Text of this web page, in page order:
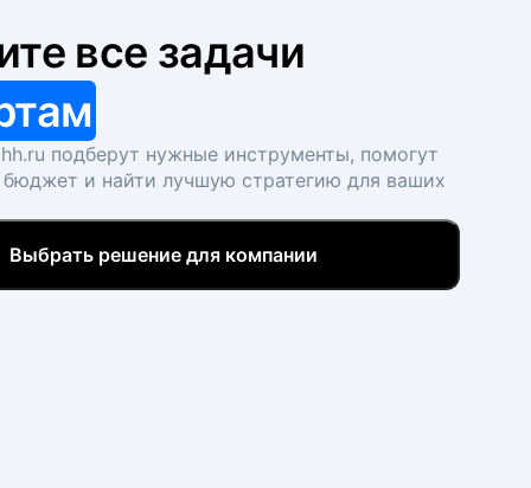
все задачи
подберут нужные инструменты, помогут
бюджет и найти лучшую стратегию для ваших
Выбрать решение для компании